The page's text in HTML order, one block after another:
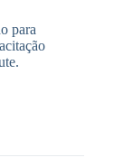
para